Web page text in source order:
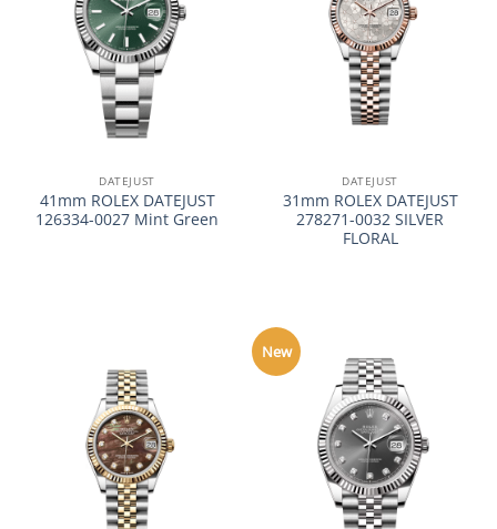
DATEJUST
41mm ROLEX DATEJUST
126334-0027 Mint Green
DATEJUST
31mm ROLEX DATEJUST
278271-0032 SILVER
FLORAL
New